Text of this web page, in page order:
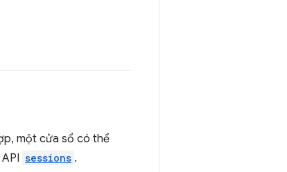
một cửa sổ có thể
sessions .